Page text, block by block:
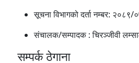
सूचना विभागको दर्ता नम्बर: २०८९/
संचालक/सम्पादक :चिरञ्जीवी
सम्पर्क ठेगाना